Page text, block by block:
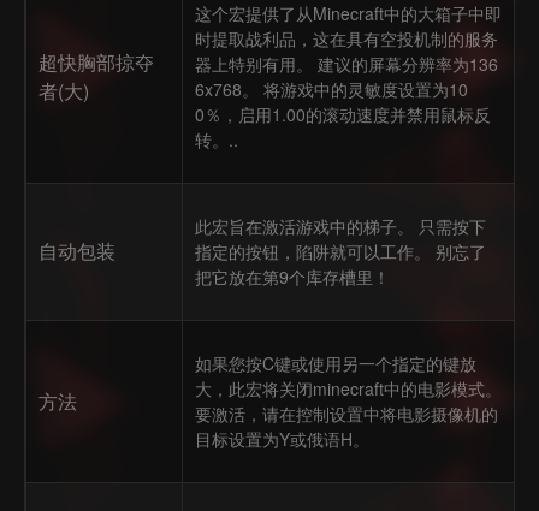
超快胸部掠夺
者(大)
这个宏提供了从Minecraft中的大箱子中即
时提取战利品，这在具有空投机制的服务
器上特别有用。 建议的屏幕分辨率为136
6x768。 将游戏中的灵敏度设置为10
0％，启用1.00的滚动速度并禁用鼠标反
转。..
自动包装
此宏旨在激活游戏中的梯子。 只需按下
指定的按钮，陷阱就可以工作。 别忘了
把它放在第9个库存槽里！
方法
如果您按C键或使用另一个指定的键放
大，此宏将关闭minecraft中的电影模式。
要激活，请在控制设置中将电影摄像机的
目标设置为Y或俄语H。